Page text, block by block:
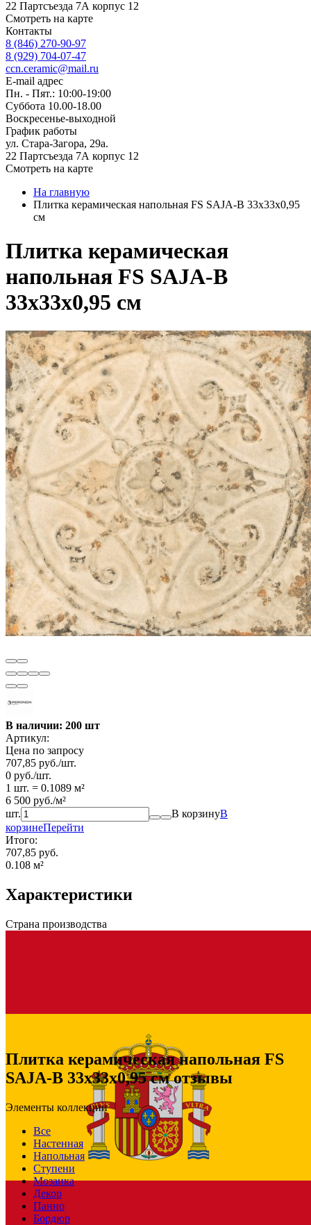
22 Партсъезда 7А корпус 12
Смотреть на карте
Контакты
8 (846) 270-90-97
8 (929) 704-07-47
ccn.ceramic@mail.ru
E-mail адрес
Пн. - Пят.: 10:00-19:00
Суббота 10.00-18.00
Воскресенье-выходной
График работы
ул. Стара-Загора, 29а.
22 Партсъезда 7А корпус 12
Смотреть на карте
На главную
Плитка керамическая напольная FS SAJA-B 33х33x0,95
см
Плитка керамическая
напольная FS SAJA-B
33х33x0,95 см
В наличии: 200 шт
Артикул:
Цена по запросу
707,85 руб./шт.
0 руб./шт.
1 шт. = 0.1089 м²
6 500 руб./м²
шт.
В корзинуВ
корзинеПерейти
Итого:
707,85 руб.
0.108 м²
Характеристики
Страна производства
Плитка керамическая напольная FS
SAJA-B 33х33x0,95 см отзывы
Элементы коллекции
Все
Настенная
Напольная
Ступени
Мозаика
Декор
Панно
Бордюр